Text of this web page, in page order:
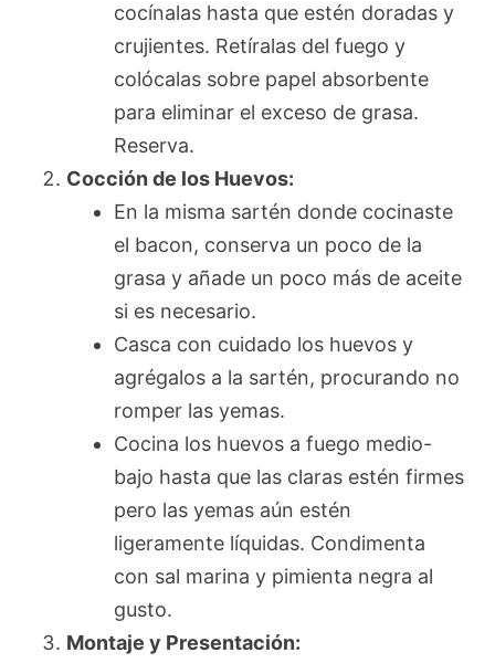
cocínalas hasta que estén doradas y
crujientes. Retíralas del fuego y
colócalas sobre papel absorbente
para eliminar el exceso de grasa.
Reserva.
Cocción de los Huevos:
En la misma sartén donde cocinaste
el bacon, conserva un poco de la
grasa y añade un poco más de aceite
si es necesario.
Casca con cuidado los huevos y
agrégalos a la sartén, procurando no
romper las yemas.
Cocina los huevos a fuego medio-
bajo hasta que las claras estén firmes
pero las yemas aún estén
ligeramente líquidas. Condimenta
con sal marina y pimienta negra al
gusto.
Montaje y Presentación: